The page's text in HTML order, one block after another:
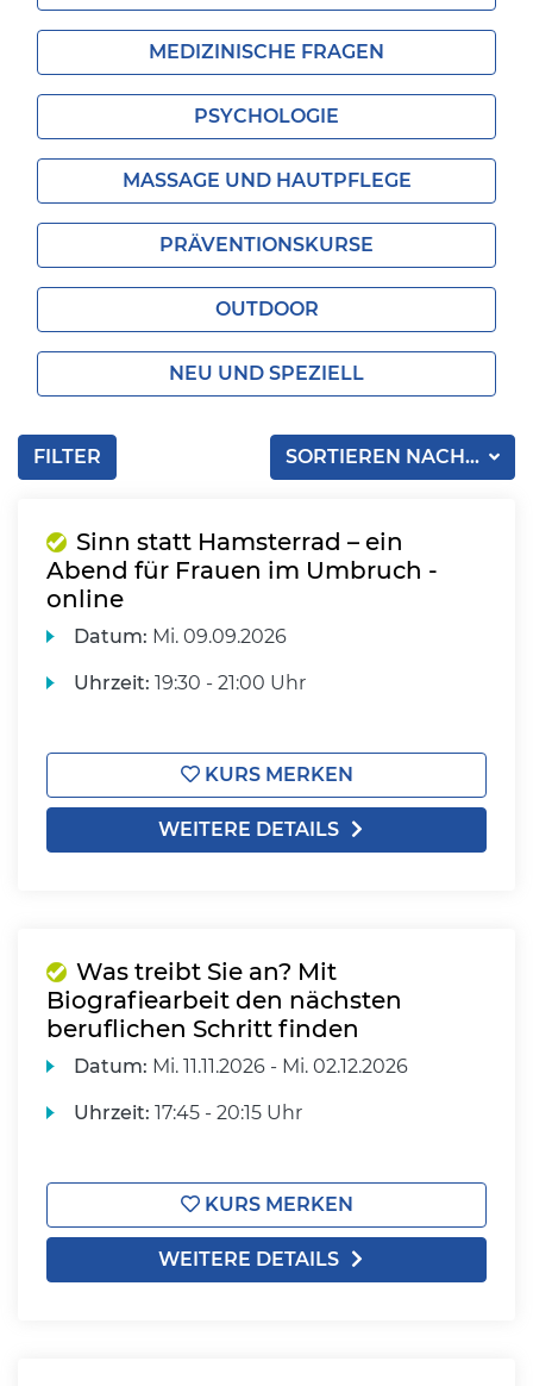
MEDIZINISCHE FRAGEN
PSYCHOLOGIE
MASSAGE UND HAUTPFLEGE
PRÄVENTIONSKURSE
OUTDOOR
NEU UND SPEZIELL
SORTIEREN NACH...
FILTER
Sinn statt Hamsterrad – ein
Abend für Frauen im Umbruch -
online
Datum: Mi. 09.09.2026
Uhrzeit: 19:30 - 21:00 Uhr
KURS MERKEN
WEITERE DETAILS
Was treibt Sie an? Mit
Biografiearbeit den nächsten
beruflichen Schritt finden
Datum: Mi. 11.11.2026 - Mi. 02.12.2026
Uhrzeit: 17:45 - 20:15 Uhr
KURS MERKEN
WEITERE DETAILS